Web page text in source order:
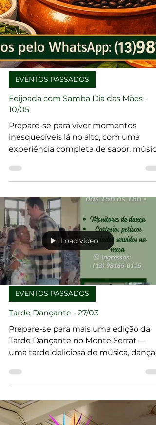
EVENTOS PASSADOS
Feijoada com Samba Dia das Mães -
10/05
Prepare-se para viver momentos
inesquecíveis lá no alto, com uma
experiência completa de sabor, música
e uma vista simplesmente
deslumbrante! Feijoada com Samba
das Mães - 10/05. Garanta seu ingresso.
Load video
EVENTOS PASSADOS